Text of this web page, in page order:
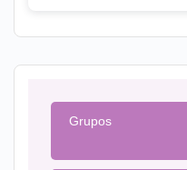
Grupos